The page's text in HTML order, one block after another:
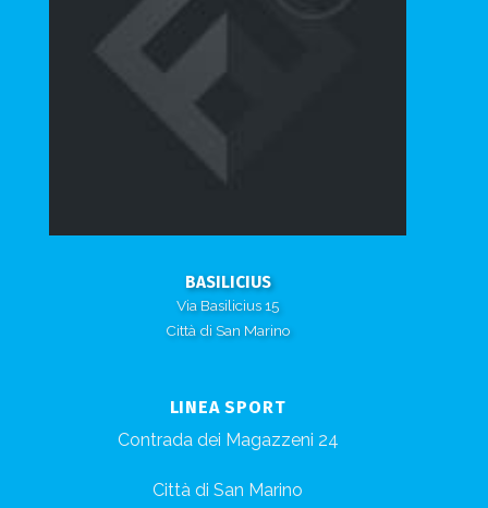
BASILICIUS
Via Basilicius 15
Città di San Marino
LINEA SPORT
Contrada dei Magazzeni 24
Città di San Marino